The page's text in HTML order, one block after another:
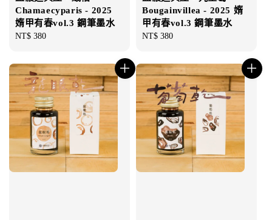
Chamaecyparis - 2025
媠甲有春vol.3 鋼筆墨水
Regular
NT$ 380
Bougainvillea - 2025 媠
甲有春vol.3 鋼筆墨水
Regular
NT$ 380